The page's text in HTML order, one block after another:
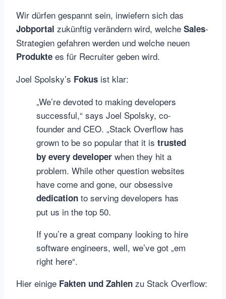
Wir dürfen gespannt sein, inwiefern sich das
Jobportal zukünftig verändern wird, welche Sales-
Strategien gefahren werden und welche neuen
Produkte es für Recruiter geben wird.
Joel Spolsky’s Fokus ist klar:
„We’re devoted to making developers
successful,“ says Joel Spolsky, co-
founder and CEO. „Stack Overflow has
grown to be so popular that it is trusted
by every developer when they hit a
problem. While other question websites
have come and gone, our obsessive
dedication to serving developers has
put us in the top 50.
If you’re a great company looking to hire
software engineers, well, we’ve got „em
right here“.
Hier einige Fakten und Zahlen zu Stack Overflow: